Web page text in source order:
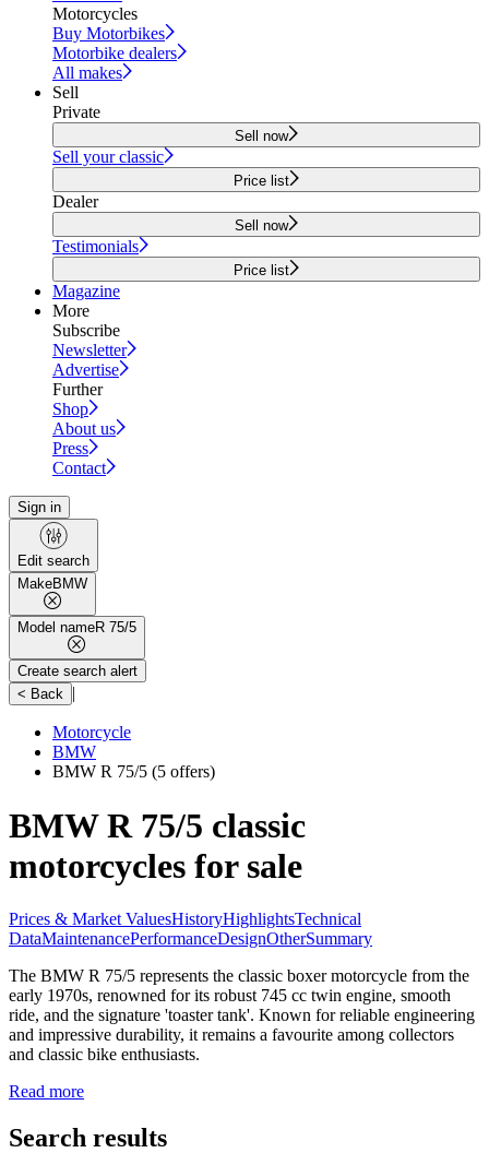
Motorcycles
Buy Motorbikes
Motorbike dealers
All makes
Sell
Private
Sell now
Sell your classic
Price list
Dealer
Sell now
Testimonials
Price list
Magazine
More
Subscribe
Newsletter
Advertise
Further
Shop
About us
Press
Contact
Sign in
Edit search
MakeBMW
Model nameR 75/5
Create search alert
< Back |
Motorcycle
BMW
BMW R 75/5 (5 offers)
BMW R 75/5 classic
motorcycles for sale
Prices & Market ValuesHistoryHighlightsTechnical
DataMaintenancePerformanceDesignOtherSummary
The BMW R 75/5 represents the classic boxer motorcycle from the
early 1970s, renowned for its robust 745 cc twin engine, smooth
ride, and the signature 'toaster tank'. Known for reliable engineering
and impressive durability, it remains a favourite among collectors
and classic bike enthusiasts.
Read more
Search results